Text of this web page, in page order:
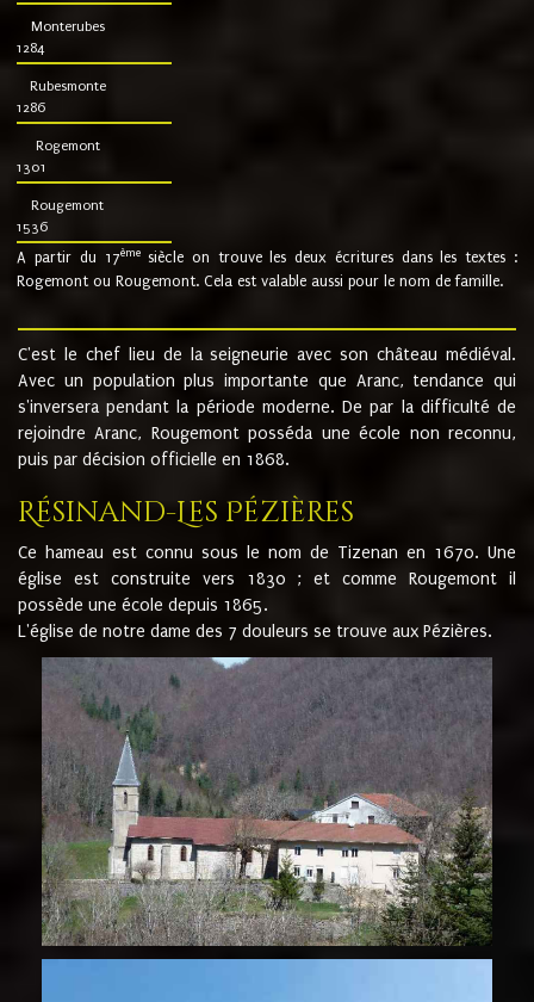
Monterubes
1284
Rubesmonte
1286
Rogemont
1301
Rougemont
1536
A partir du 17ème siècle on trouve les deux écritures dans les textes :
Rogemont ou Rougemont. Cela est valable aussi pour le nom de famille.
C'est le chef lieu de la seigneurie avec son château médiéval.
Avec un population plus importante que Aranc, tendance qui
s'inversera pendant la période moderne. De par la difficulté de
rejoindre Aranc, Rougemont posséda une école non reconnu,
puis par décision officielle en 1868.
Résinand-Les Pézières
Ce hameau est connu sous le nom de Tizenan en 1670. Une
église est construite vers 1830 ; et comme Rougemont il
possède une école depuis 1865.
L'église de notre dame des 7 douleurs se trouve aux Pézières.